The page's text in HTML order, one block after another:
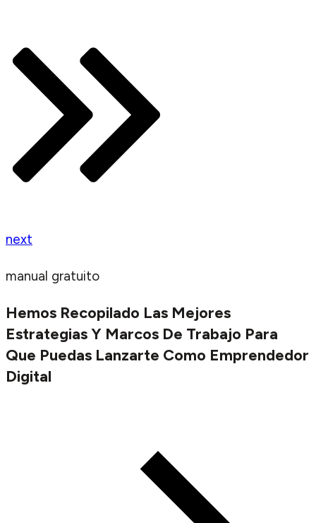
next
manual gratuito
Hemos Recopilado Las Mejores
Estrategias Y Marcos De Trabajo Para
Que Puedas Lanzarte Como Emprendedor
Digital